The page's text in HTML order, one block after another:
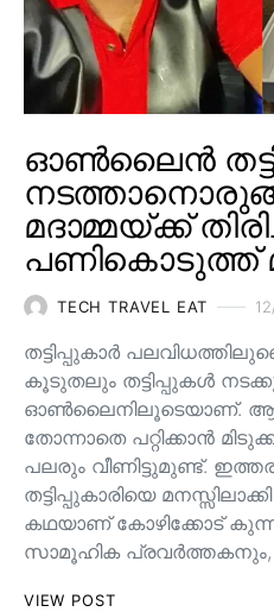
ഓൺലൈൻ
മദാമ്മയ്ക്ക്
പണികൊടുത്ത്
TECH TRAVEL EAT
തട്ടിപ്പുകാർ
കൂടുതലും തട്ടിപ്പുകൾ
ഓൺലൈനിലൂടെയാണ്.
തോന്നാതെ പറ്റിക്കാൻ
പലരും വീണിട്ടുമുണ്ട്.
തട്ടിപ്പുകാരിയെ
കഥയാണ് കോഴിക്കോട്
സാമൂഹിക പ്രവർത്തകനും,
VIEW POST